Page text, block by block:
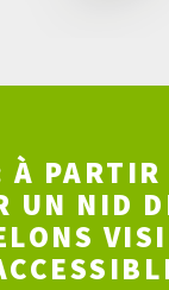
À
UN NID